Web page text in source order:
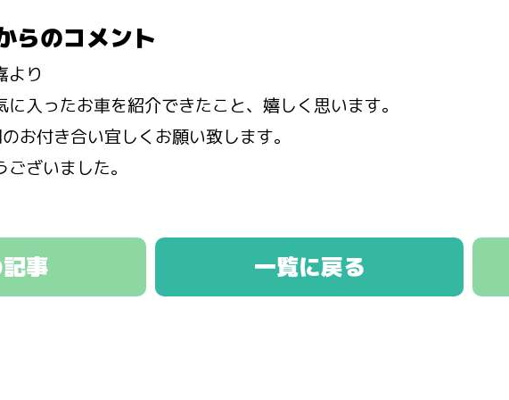
らのコメント
より
に入ったお車を紹介できたこと、嬉しく思います。
お付き合い宜しくお願い致します。
ざいました。
事 一覧に戻る